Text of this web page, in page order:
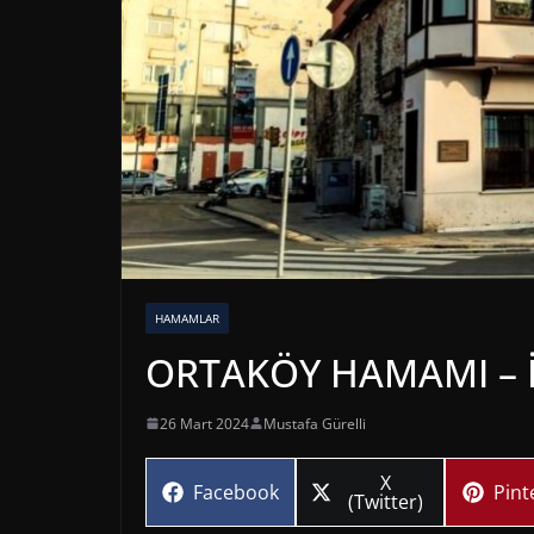
HAMAMLAR
ORTAKÖY HAMAMI –
26 Mart 2024 Mustafa Gürelli
Share
Facebook Share
on
X
(Twitter)